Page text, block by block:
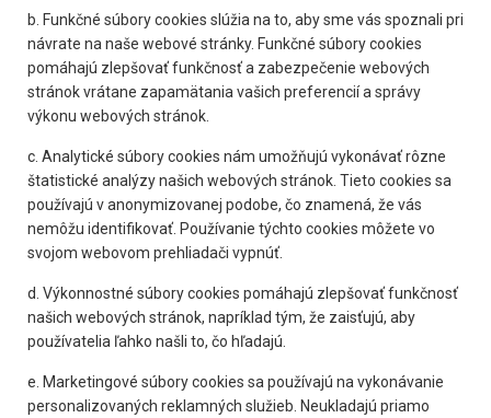
b. Funkčné súbory cookies slúžia na to, aby sme vás spoznali pri
návrate na naše webové stránky. Funkčné súbory cookies
pomáhajú zlepšovať funkčnosť a zabezpečenie webových
stránok vrátane zapamätania vašich preferencií a správy
výkonu webových stránok.
c. Analytické súbory cookies nám umožňujú vykonávať rôzne
štatistické analýzy našich webových stránok. Tieto cookies sa
používajú v anonymizovanej podobe, čo znamená, že vás
nemôžu identifikovať. Používanie týchto cookies môžete vo
svojom webovom prehliadači vypnúť.
d. Výkonnostné súbory cookies pomáhajú zlepšovať funkčnosť
našich webových stránok, napríklad tým, že zaisťujú, aby
používatelia ľahko našli to, čo hľadajú.
e. Marketingové súbory cookies sa používajú na vykonávanie
personalizovaných reklamných služieb. Neukladajú priamo